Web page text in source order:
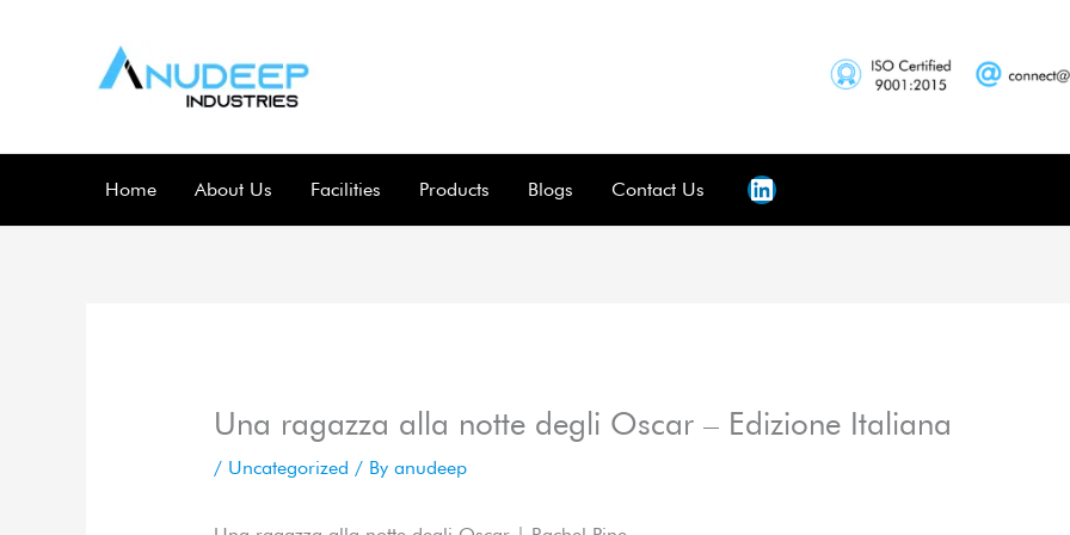
Home About Us Facilities Products Blogs Contact Us
Una ragazza alla notte degli Oscar – Edizione Italiana
/ Uncategorized / By anudeep